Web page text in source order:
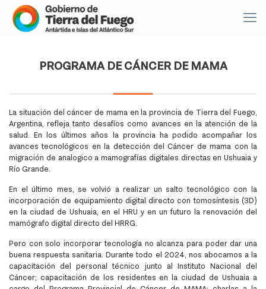
PROGRAMA DE CÁNCER DE MAMA
La situación del cáncer de mama en la provincia de Tierra del Fuego,
Argentina, refleja tanto desafíos como avances en la atención de la
salud. En los últimos años la provincia ha podido acompañar los
avances tecnológicos en la detección del Cáncer de mama con la
migración de analogico a mamografías digitales directas en Ushuaia y
Río Grande.
En el último mes, se volvió a realizar un salto tecnológico con la
incorporación de equipamiento digital directo con tomosíntesis (3D)
en la ciudad de Ushuaia, en el HRU y en un futuro la renovación del
mamógrafo digital directo del HRRG.
Pero con solo incorporar tecnología no alcanza para poder dar una
buena respuesta sanitaria. Durante todo el 2024, nos abocamos a la
capacitación del personal técnico junto al Instituto Nacional del
Cáncer; capacitación de los residentes en la ciudad de Ushuaia a